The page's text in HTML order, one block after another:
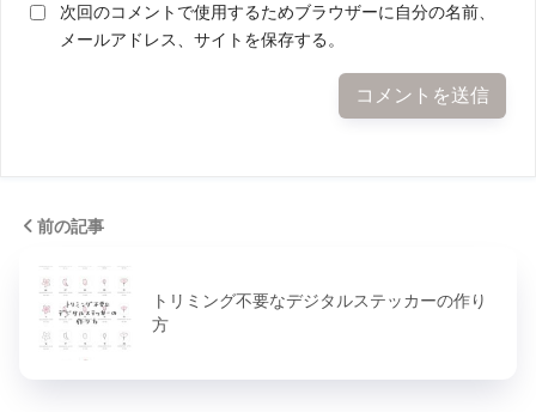
次回のコメントで使用するためブラウザーに自分の名前、
メールアドレス、サイトを保存する。
前の記事
トリミング不要なデジタルステッカーの作り
方